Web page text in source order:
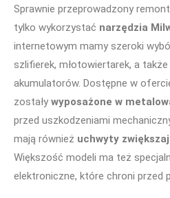
Sprawnie przeprowadzony
tylko wykorzystać narzędzia
internetowym mamy szeroki
szlifierek, młotowiertarek, a
akumulatorów. Dostępne w
zostały wyposażone w
przed uszkodzeniami
mają również uchwyty
Większość modeli ma też
elektroniczne, które chroni przed